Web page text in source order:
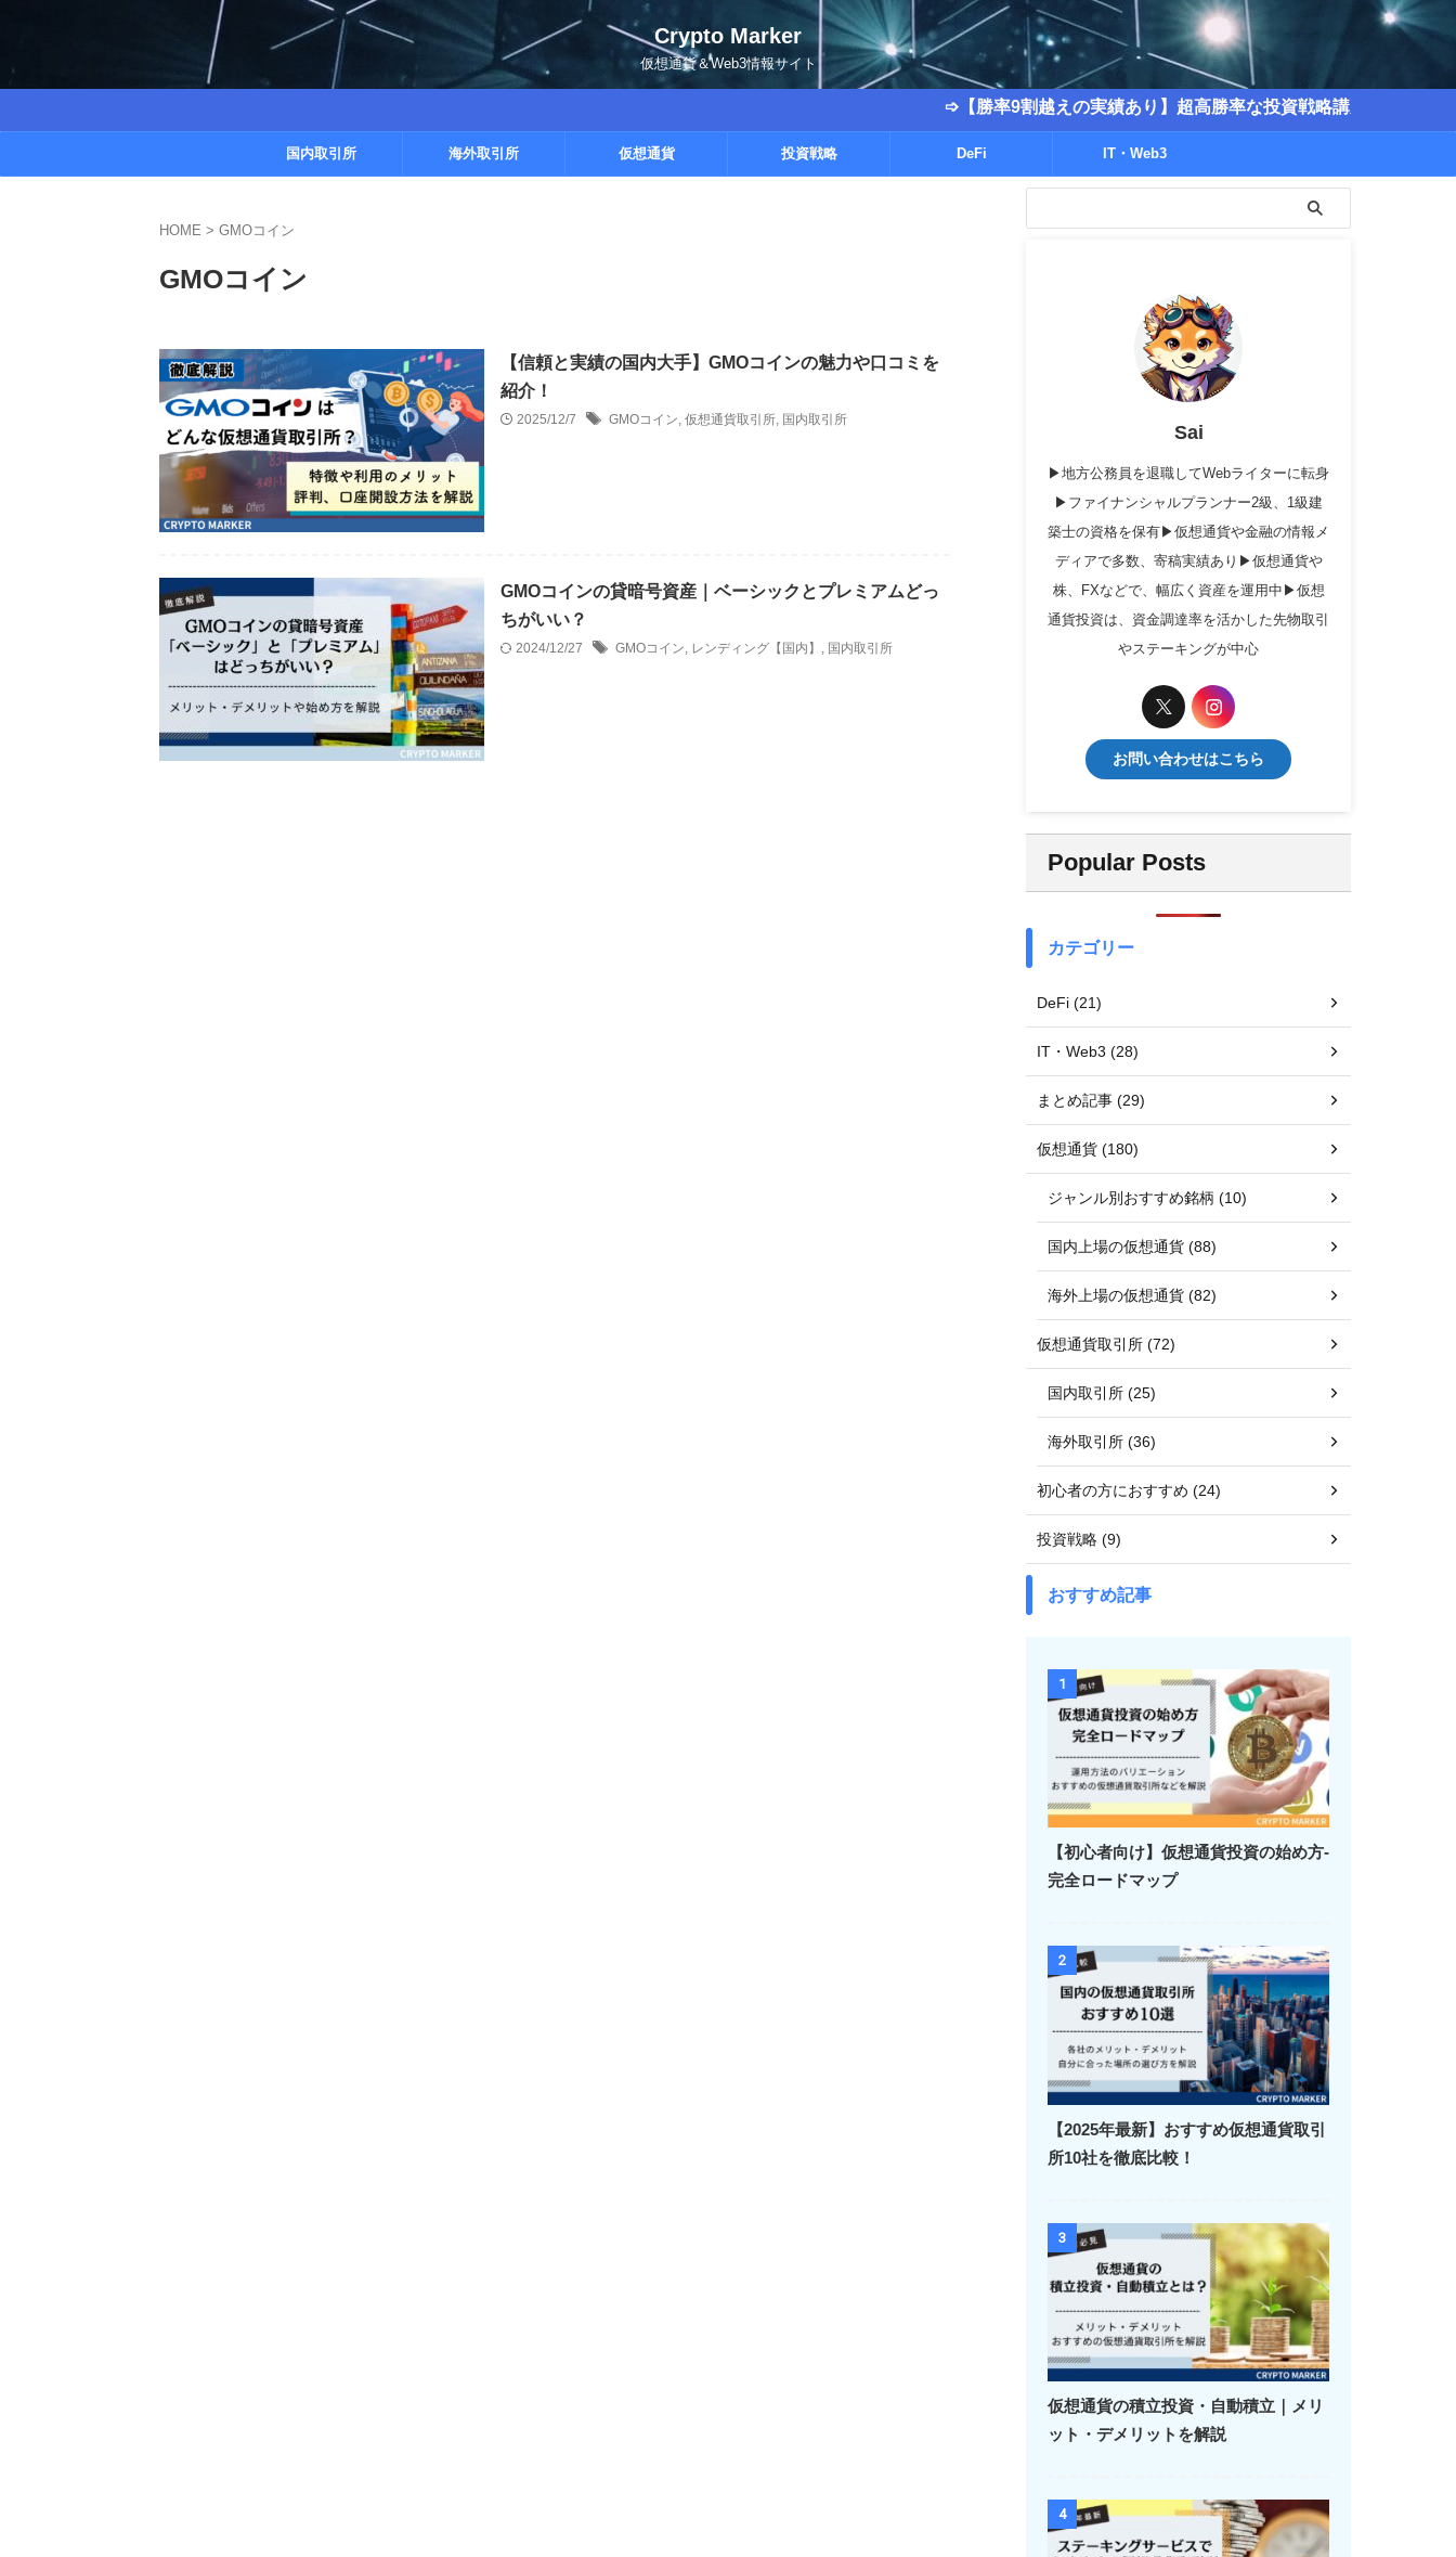
Crypto Marker
仮想通貨＆Web3情報サイト
➩【勝率9割越えの実績あり】超高勝率な投資戦略講座を販売中！
国内取引所 海外取引所 仮想通貨 投資戦略 DeFi IT・Web3
HOME > GMOコイン
GMOコイン
【信頼と実績の国内大手】GMOコインの魅力や口コミを
紹介！
2025/12/7 GMOコイン, 仮想通貨取引所, 国内取引所
GMOコインの貸暗号資産｜ベーシックとプレミアムどっ
ちがいい？
2024/12/27 GMOコイン, レンディング【国内】 , 国内取引所
Sai
▶地方公務員を退職してWebライターに転身
▶ファイナンシャルプランナー2級、1級建
築士の資格を保有▶仮想通貨や金融の情報メ
ディアで多数、寄稿実績あり▶仮想通貨や
株、FXなどで、幅広く資産を運用中▶仮想
通貨投資は、資金調達率を活かした先物取引
やステーキングが中心
お問い合わせはこちら
Popular Posts
カテゴリー
DeFi (21)
IT・Web3 (28)
まとめ記事 (29)
仮想通貨 (180)
ジャンル別おすすめ銘柄 (10)
国内上場の仮想通貨 (88)
海外上場の仮想通貨 (82)
仮想通貨取引所 (72)
国内取引所 (25)
海外取引所 (36)
初心者の方におすすめ (24)
投資戦略 (9)
おすすめ記事
1
【初心者向け】仮想通貨投資の始め方-
完全ロードマップ
2
【2025年最新】おすすめ仮想通貨取引
所10社を徹底比較！
3
仮想通貨の積立投資・自動積立｜メリ
ット・デメリットを解説
4